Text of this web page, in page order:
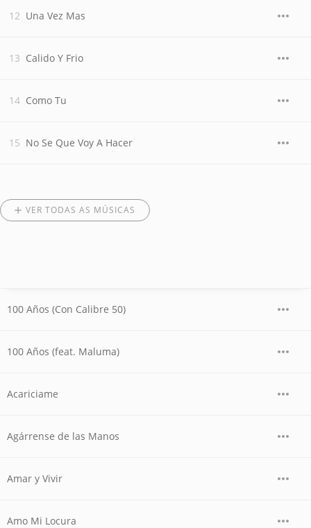
Una Vez Mas
Calido Y Frio
Como Tu
No Se Que Voy A Hacer
VER TODAS AS MÚSICAS
100 Años (Con Calibre 50)
100 Años (feat. Maluma)
Acariciame
Agárrense de las Manos
Amar y Vivir
Amo Mi Locura